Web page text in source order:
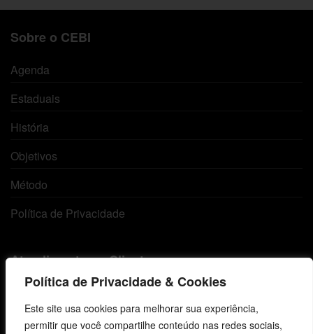
Política de Privacidade & Cookies
Este site usa cookies para melhorar sua experiência,
permitir que você compartilhe conteúdo nas redes sociais,
Sobre o CEBI
Agenda
Estaduais
História
Objetivos
Método
Política de Privacidade
Atendimento ao Cliente
Minha conta